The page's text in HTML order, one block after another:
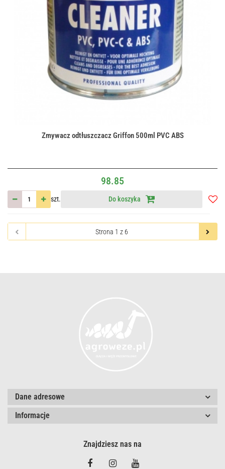
Zmywacz odtłuszczacz Griffon 500ml PVC ABS
98.85
szt. Do koszyka
Dane adresowe
Informacje
Znajdziesz nas na